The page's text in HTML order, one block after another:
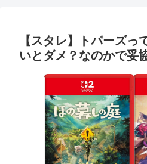
【スタレ】トパーズっ
いとダメ？なのかで妥